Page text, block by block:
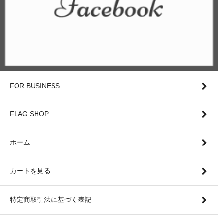
FOR BUSINESS
FLAG SHOP
ホーム
カートを見る
特定商取引法に基づく表記